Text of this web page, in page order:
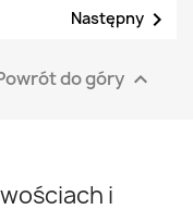
Następny 
do góry 
i